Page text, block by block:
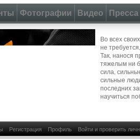
Фотографии Видео
Во всех
не
Так, нанося
тяжелым ни
сила,
сильные
последних
научиться
Регистрация Профиль Войти и проверить